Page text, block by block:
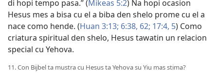
di hopi tempo pasa.” (Mikeas 5:2) Na hopi ocasion
Hesus mes a bisa cu el a biba den shelo prome cu el a
nace como hende. (Huan 3:13; 6:38, 62; 17:4, 5) Como
criatura spiritual den shelo, Hesus tawatin un relacion
special cu Yehova.
11. Con Bijbel ta mustra cu Hesus ta Yehova su Yiu mas stima?